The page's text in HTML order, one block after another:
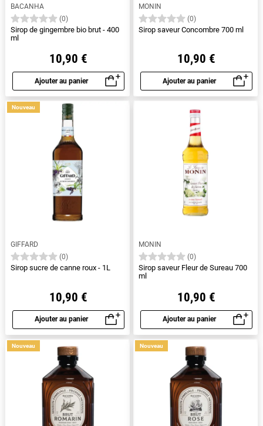
BACANHA
(0)
Sirop de gingembre bio brut - 400
ml
10,90 €
Ajouter au panier
Aperçu rapide
MONIN
(0)
Sirop saveur Concombre 700 ml
10,90 €
Ajouter au panier
Aperçu rapide
GIFFARD
(0)
Sirop sucre de canne roux - 1L
10,90 €
Ajouter au panier
Aperçu rapide
Nouveau
MONIN
(0)
Sirop saveur Fleur de Sureau 700
ml
10,90 €
Ajouter au panier
Aperçu rapide
Nouveau Nouveau